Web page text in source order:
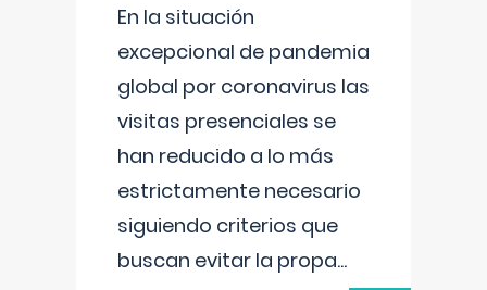
En la situación
excepcional de pandemia
global por coronavirus las
visitas presenciales se
han reducido a lo más
estrictamente necesario
siguiendo criterios que
buscan evitar la propa...